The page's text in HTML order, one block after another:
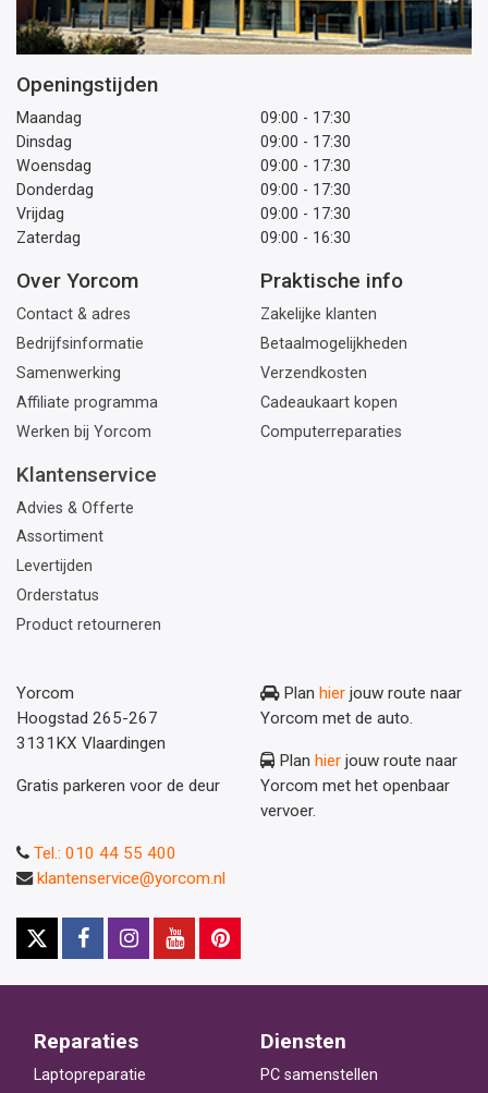
Openingstijden
Maandag
09:00 - 17:30
Dinsdag
09:00 - 17:30
Woensdag
09:00 - 17:30
Donderdag
09:00 - 17:30
Vrijdag
09:00 - 17:30
Zaterdag
09:00 - 16:30
Over Yorcom
Contact & adres
Bedrijfsinformatie
Samenwerking
Affiliate programma
Werken bij Yorcom
Praktische info
Zakelijke klanten
Betaalmogelijkheden
Verzendkosten
Cadeaukaart kopen
Computerreparaties
Klantenservice
Advies & Offerte
Assortiment
Levertijden
Orderstatus
Product retourneren
Yorcom
Hoogstad 265-267
3131KX Vlaardingen
Gratis parkeren voor de deur
Plan hier jouw route naar
Yorcom met de auto.
Plan hier jouw route naar
Yorcom met het openbaar
vervoer.
Tel.: 010 44 55 400
klantenservice@yorcom.nl
Reparaties
Laptopreparatie
Diensten
PC samenstellen